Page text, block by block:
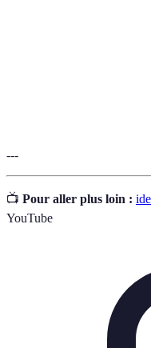
---
📺 Pour aller plus loin :
YouTube